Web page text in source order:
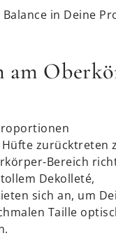
am
zurücktreten
Bereich
Dekolleté,
sich an, um
Taille
in Deine